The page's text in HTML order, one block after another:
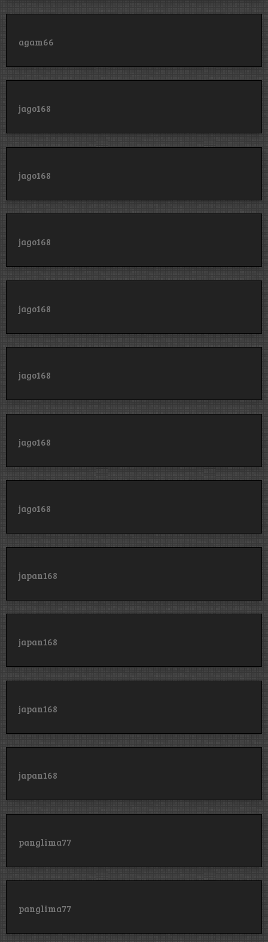
agam66
jago168
jago168
jago168
jago168
jago168
jago168
jago168
japan168
japan168
japan168
japan168
panglima77
panglima77